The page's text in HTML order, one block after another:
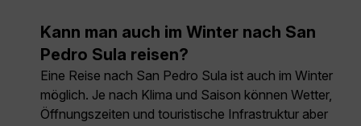
Kann man auch im Winter nach San
Pedro Sula reisen?
Eine Reise nach San Pedro Sula ist auch im Winter
möglich. Je nach Klima und Saison können Wetter,
Öffnungszeiten und touristische Infrastruktur aber